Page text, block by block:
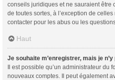
conseils juridiques et ne sauraient être
de toutes sortes, à l’exception de
contacter pour les abus ou les
Haut
Je souhaite m’enregistrer, mais je
Il est possible qu’un administrateur du
nouveaux comptes. Il peut également